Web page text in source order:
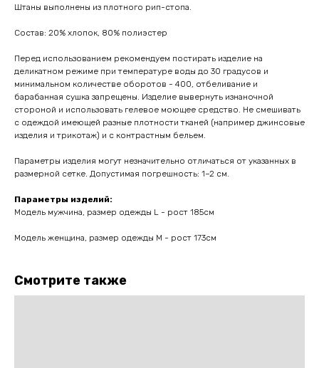
Штаны выполнены из плотного рип-стопа.
Состав: 20% хлопок, 80% полиэстер
Перед использованием рекомендуем постирать изделие на
деликатном режиме при температуре воды до 30 градусов и
минимальном количестве оборотов - 400, отбеливание и
барабанная сушка запрещены. Изделие вывернуть изнаночной
стороной и использовать гелевое моющее средство. Не смешивать
с одеждой имеющей разные плотности тканей (например джинсовые
изделия и трикотаж) и с контрастным бельем.
Параметры изделия могут незначительно отличаться от указанных в
размерной сетке. Допустимая погрешность: 1–2 см.
Параметры изделий:
Модель мужчина, размер одежды L - рост 185см
Модель женщина, размер одежды M - рост 173см
Смотрите также